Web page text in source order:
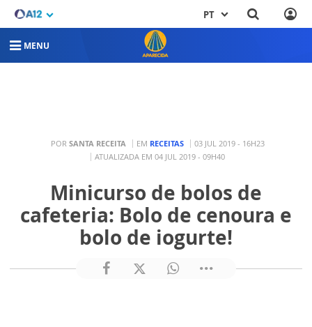
PT
MENU
POR SANTA RECEITA EM RECEITAS
03 JUL 2019 - 16H23
ATUALIZADA EM 04 JUL 2019 - 09H40
Minicurso de bolos de
cafeteria: Bolo de cenoura e
bolo de iogurte!